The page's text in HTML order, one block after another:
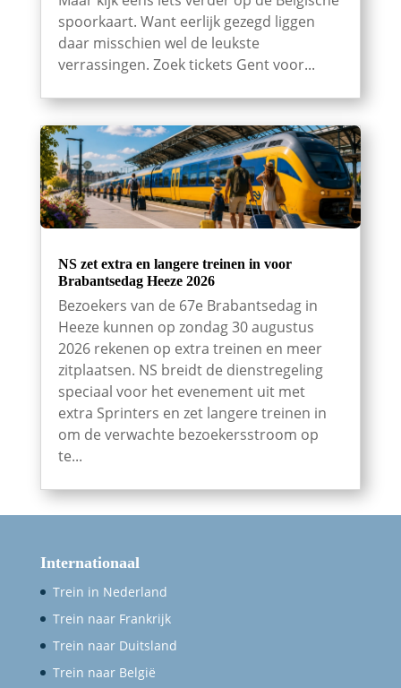
spoorkaart. Want eerlijk gezegd liggen
daar misschien wel de leukste
verrassingen. Zoek tickets Gent voor...
NS zet extra en langere treinen in voor
Brabantsedag Heeze 2026
Bezoekers van de 67e Brabantsedag in
Heeze kunnen op zondag 30 augustus
2026 rekenen op extra treinen en meer
zitplaatsen. NS breidt de dienstregeling
speciaal voor het evenement uit met
extra Sprinters en zet langere treinen in
om de verwachte bezoekersstroom op
te...
Internationaal
Trein in Nederland
Trein naar Frankrijk
Trein naar Duitsland
Trein naar België